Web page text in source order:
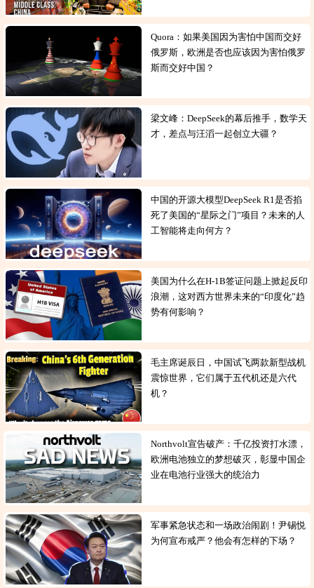
Quora：如果美国因为害怕中国而交好
俄罗斯，欧洲是否也应该因为害怕俄罗
斯而交好中国？
梁文峰：DeepSeek的幕后推手，数学天
才，差点与汪滔一起创立大疆？
中国的开源大模型DeepSeek R1是否掐
死了美国的“星际之门”项目？未来的人
工智能将走向何方？
美国为什么在H-1B签证问题上掀起反印
浪潮，这对西方世界未来的“印度化”趋
势有何影响？
毛主席诞辰日，中国试飞两款新型战机
震惊世界，它们属于五代机还是六代
机？
Northvolt宣告破产：千亿投资打水漂，
欧洲电池独立的梦想破灭，彰显中国企
业在电池行业强大的统治力
军事紧急状态和一场政治闹剧！尹锡悦
为何宣布戒严？他会有怎样的下场？